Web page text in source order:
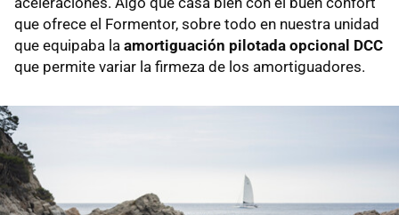
que ofrece el Formentor, sobre todo en nuestra unidad
que equipaba la amortiguación pilotada opcional DCC
que permite variar la firmeza de los amortiguadores.